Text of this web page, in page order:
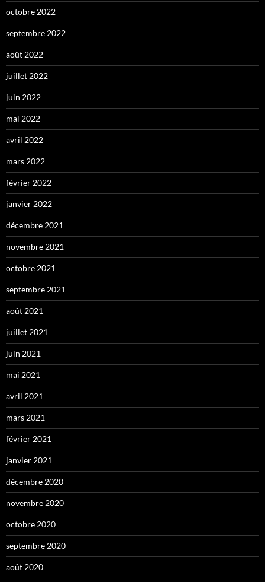
octobre 2022
septembre 2022
août 2022
juillet 2022
juin 2022
mai 2022
avril 2022
mars 2022
février 2022
janvier 2022
décembre 2021
novembre 2021
octobre 2021
septembre 2021
août 2021
juillet 2021
juin 2021
mai 2021
avril 2021
mars 2021
février 2021
janvier 2021
décembre 2020
novembre 2020
octobre 2020
septembre 2020
août 2020